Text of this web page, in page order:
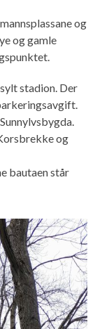
og
og gamle
stadion. Der
og
bautaen står